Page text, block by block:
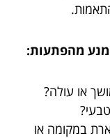
מהפתעות:
או עולה?
במקומה או